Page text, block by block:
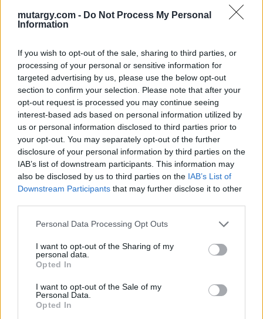
mutargy.com - Do Not Process My Personal
Information
If you wish to opt-out of the sale, sharing to third parties, or
processing of your personal or sensitive information for
targeted advertising by us, please use the below opt-out
section to confirm your selection. Please note that after your
opt-out request is processed you may continue seeing
interest-based ads based on personal information utilized by
us or personal information disclosed to third parties prior to
your opt-out. You may separately opt-out of the further
disclosure of your personal information by third parties on the
IAB’s list of downstream participants. This information may
also be disclosed by us to third parties on the IAB’s List of
Downstream Participants that may further disclose it to other
Personal Data Processing Opt Outs
I want to opt-out of the Sharing of my
personal data.
Opted In
I want to opt-out of the Sale of my
Personal Data.
Opted In
Aukció helye: Bálna Budapest 1093 Fővám tér 11-12. -1 színt H01-
es üzlet
Eladó adatai
Eladó:Boda Gallery of Art
Cím: Boda Péter
Boda Galéria és Aukciósház
Budapest
1111.Budapest Bartók Béla út 34
1111
Telefon: (06-20) 519-08-91 ; (06-1)
784-5852
http://www.bodaofart.com
Bemutatkozás: Galériánk 2012-ben kezdett el foglalkozni
árverések rendezésével, festményeket, művészeti tárgyakat,
kínálunk és keresünk.
GALÉRIA TOVÁBBI MŰTÁRGYAI